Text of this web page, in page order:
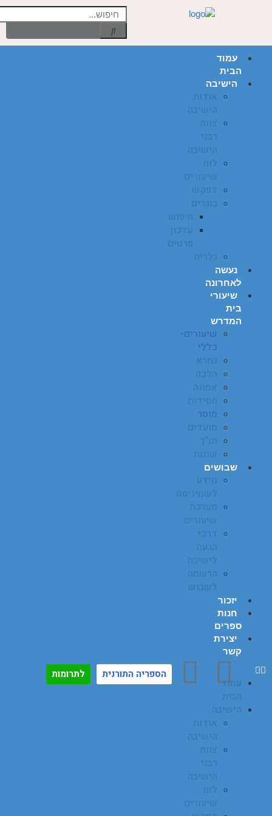
עמוד
הבית
הישיבה
אודות
צוות
לוח
דפקש
בוגרים
חיפוש
עדכון
גלריה
נעשה
לאחרונה
שיעורי
בית
המדרש
שיעורים-
כללי
גמרא
הלכה
אמונה
חסידות
מוסר
מועדים
תנ"ך
שונות
שבושים
מידע
מערכת
דרכי
הרשמה
יזכור
חנות
ספרים
יצירת
קשר
עמוד
הישיבה
אודות
צוות
לוח
הספריה התורנית לתרומות